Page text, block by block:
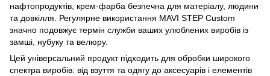
нафтопродуктів, крем-фарба безпечна для матеріалу, людини
та довкілля. Регулярне використання MAVI STEP Custom
значно подовжує термін служби ваших улюблених виробів із
замші, нубуку та велюру.
Цей універсальний продукт підходить для обробки широкого
спектра виробів: від взуття та одягу до аксесуарів і елементів